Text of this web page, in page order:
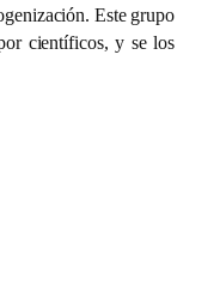
Este grupo
científicos, y se los